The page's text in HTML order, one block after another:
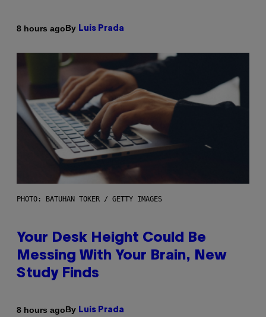
8 hours agoBy Luis Prada
PHOTO: BATUHAN TOKER / GETTY IMAGES
Your Desk Height Could Be
Messing With Your Brain, New
Study Finds
8 hours agoBy Luis Prada